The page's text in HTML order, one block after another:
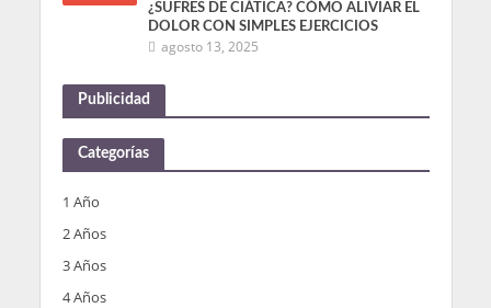
¿SUFRES DE CIÁTICA? CÓMO ALIVIAR EL
DOLOR CON SIMPLES EJERCICIOS
agosto 13, 2025
Publicidad
Categorías
1 Año
2 Años
3 Años
4 Años